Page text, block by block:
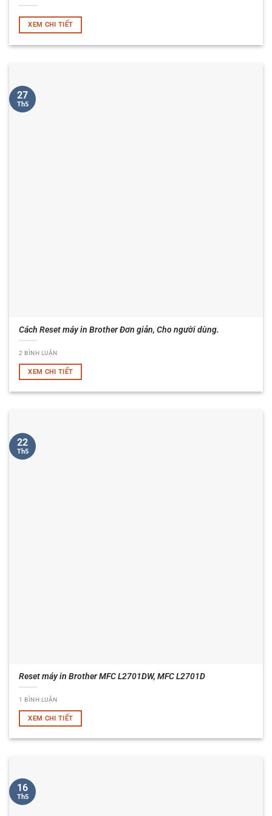
XEM CHI TIẾT
Cách Reset máy in Brother Đơn giản, Cho người dùng.
2 BÌNH LUẬN
XEM CHI TIẾT
27
Th5
Reset máy in Brother MFC L2701DW, MFC L2701D
1 BÌNH LUẬN
XEM CHI TIẾT
22
Th5
16
Th5